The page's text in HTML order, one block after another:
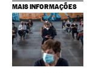
MAIS INFORMAÇÕES